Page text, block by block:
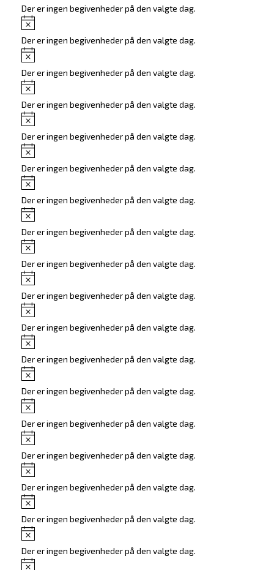
Der er ingen begivenheder på den valgte dag.
Notice
Der er ingen begivenheder på den valgte dag.
Notice
Der er ingen begivenheder på den valgte dag.
Notice
Der er ingen begivenheder på den valgte dag.
Notice
Der er ingen begivenheder på den valgte dag.
Notice
Der er ingen begivenheder på den valgte dag.
Notice
Der er ingen begivenheder på den valgte dag.
Notice
Der er ingen begivenheder på den valgte dag.
Notice
Der er ingen begivenheder på den valgte dag.
Notice
Der er ingen begivenheder på den valgte dag.
Notice
Der er ingen begivenheder på den valgte dag.
Notice
Der er ingen begivenheder på den valgte dag.
Notice
Der er ingen begivenheder på den valgte dag.
Notice
Der er ingen begivenheder på den valgte dag.
Notice
Der er ingen begivenheder på den valgte dag.
Notice
Der er ingen begivenheder på den valgte dag.
Notice
Der er ingen begivenheder på den valgte dag.
Notice
Der er ingen begivenheder på den valgte dag.
Notice